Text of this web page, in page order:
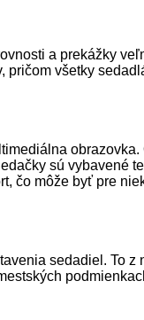
a prekážky
všetky
sú vybavené
čo môže byť pre
sedadiel. To z